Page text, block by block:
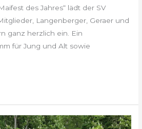
des Jahres“ lädt der SV
Langenberger, Geraer und
ganz herzlich ein. Ein
für Jung und Alt sowie